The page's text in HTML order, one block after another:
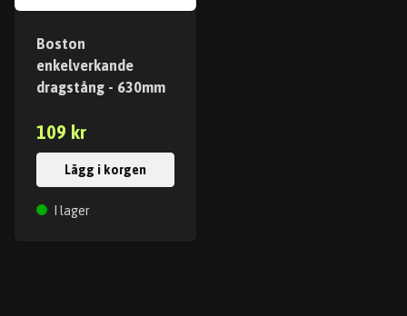
Boston
enkelverkande
dragstång - 630mm
109 kr
Lägg i korgen
I lager